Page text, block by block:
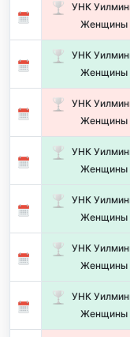
УНК
Женщины
УНК
Женщины
УНК
Женщины
УНК
Женщины
УНК
Женщины
УНК
Женщины
УНК
Женщины